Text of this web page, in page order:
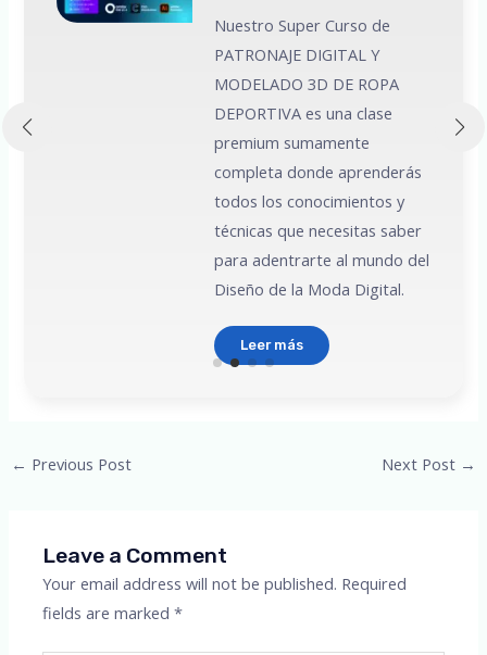
Nuestro Super Curso de
PATRONAJE DIGITAL Y
MODELADO 3D DE ROPA
DEPORTIVA es una clase
premium sumamente
completa donde aprenderás
todos los conocimientos y
técnicas que necesitas saber
para adentrarte al mundo del
Diseño de la Moda Digital.
Leer más
Post
← Previous Post Next Post →
Leave a Comment
Your email address will not be published. Required
fields are marked*